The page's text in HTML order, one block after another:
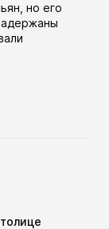
но его